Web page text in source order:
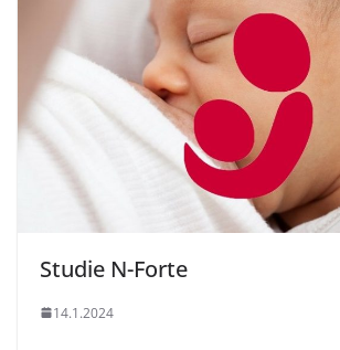
Studie N-Forte
14.1.2024